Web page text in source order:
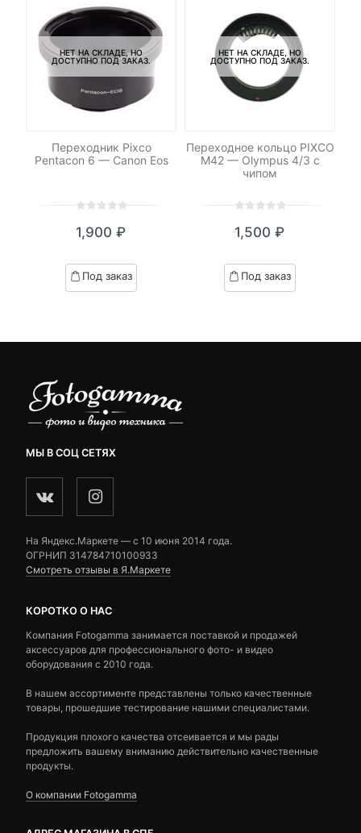
НЕТ НА СКЛАДЕ, НО
ДОСТУПНО ПОД ЗАКАЗ.
Переходник Pixco
Pentacon 6 — Canon Eos
out
based
on
1,900 ₽
Под заказ
НЕТ НА СКЛАДЕ, НО
ДОСТУПНО ПОД ЗАКАЗ.
Переходное кольцо PIXCO
M42 — Olympus 4/3 с
чипом
out
based
on
1,500 ₽
Под заказ
МЫ В СОЦ СЕТЯХ
На Яндекс.Маркете — c 10 июня 2014 года.
ОГРНИП 314784710100933
Смотреть отзывы в Я.Маркете
КОРОТКО О НАС
Компания Fotogamma занимается поставкой и продажей
аксессуаров для профессионального фото- и видео
оборудования с 2010 года.
В нашем ассортименте представлены только качественные
товары, прошедшие тестирование нашими специалистами.
Продукция плохого качества отсеивается и мы рады
предложить вашему вниманию действительно качественные
продукты.
О компании Fotogamma